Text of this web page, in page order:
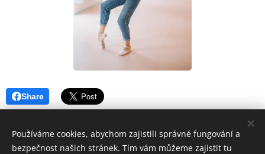
Share
Používáme cookies, abychom zajistili správné fungování a
bezpečnost našich stránek. Tím vám můžeme zajistit tu